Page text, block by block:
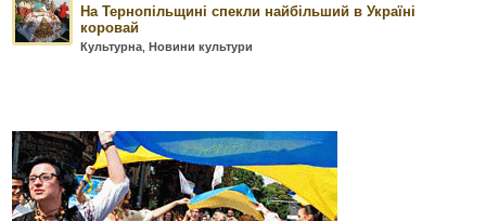
На Тернопільщині спекли найбільший в Україні
коровай
Культурна ,Новини культури